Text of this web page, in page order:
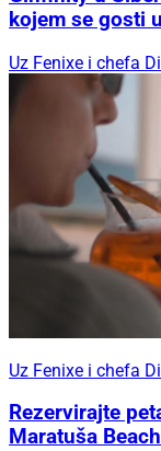
kojem se gosti
Uz Fenixe i chefa
Uz Fenixe i chefa
Rezervirajte
Maratuša